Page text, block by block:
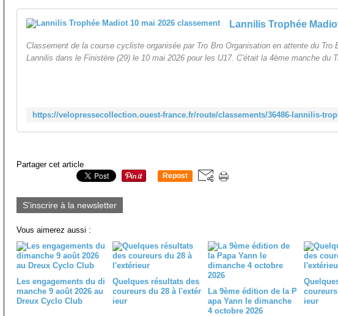
Classement de la course cycliste organisée par Tro Bro Organisation en attente du Tro
Lannilis dans le Finistère (29) le 10 mai 2026 pour les U17. C'était la 4ème manche du
Partager cet article
Repost
S'inscrire à la newsletter
Vous aimerez aussi :
Les engagements du di
manche 9 août 2026 au
Dreux Cyclo Club
Quelques résultats des
coureurs du 28 à l'extér
ieur
La 9ème édition de la P
apa Yann le dimanche
4 octobre 2026
ieur